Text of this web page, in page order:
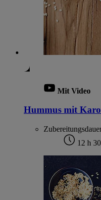
Mit Video
Hummus mit
12 h